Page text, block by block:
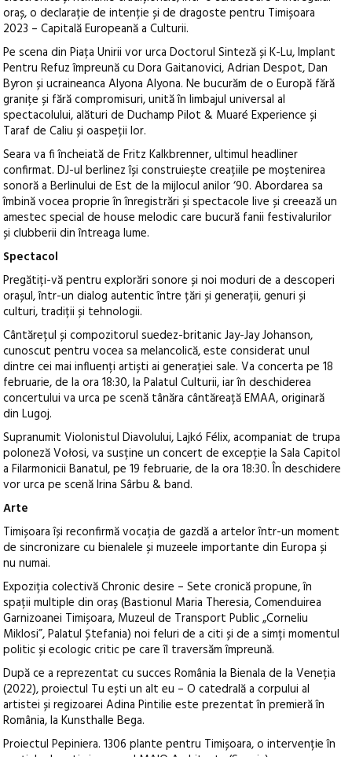
oraș, o declarație de intenție și de dragoste pentru Timișoara
2023 – Capitală Europeană a Culturii.
Pe scena din Piața Unirii vor urca Doctorul Sinteză și K-Lu, Implant
Pentru Refuz împreună cu Dora Gaitanovici, Adrian Despot, Dan
Byron și ucraineanca Alyona Alyona. Ne bucurăm de o Europă fără
granițe și fără compromisuri, unită în limbajul universal al
spectacolului, alături de Duchamp Pilot & Muaré Experience și
Taraf de Caliu și oaspeții lor.
Seara va fi încheiată de Fritz Kalkbrenner, ultimul headliner
confirmat. DJ-ul berlinez își construiește creațiile pe moștenirea
sonoră a Berlinului de Est de la mijlocul anilor ‘90. Abordarea sa
îmbină vocea proprie în înregistrări și spectacole live și creează un
amestec special de house melodic care bucură fanii festivalurilor
și clubberii din întreaga lume.
Spectacol
Pregătiți-vă pentru explorări sonore și noi moduri de a descoperi
orașul, într-un dialog autentic între țări și generații, genuri și
culturi, tradiții și tehnologii.
Cântărețul și compozitorul suedez-britanic Jay-Jay Johanson,
cunoscut pentru vocea sa melancolică, este considerat unul
dintre cei mai influenți artiști ai generației sale. Va concerta pe 18
februarie, de la ora 18:30, la Palatul Culturii, iar în deschiderea
concertului va urca pe scenă tânăra cântăreață EMAA, originară
din Lugoj.
Supranumit Violonistul Diavolului, Lajkó Félix, acompaniat de trupa
poloneză Vołosi, va susține un concert de excepție la Sala Capitol
a Filarmonicii Banatul, pe 19 februarie, de la ora 18:30. În deschidere
vor urca pe scenă Irina Sârbu & band.
Arte
Timișoara își reconfirmă vocația de gazdă a artelor într-un moment
de sincronizare cu bienalele și muzeele importante din Europa și
nu numai.
Expoziția colectivă Chronic desire – Sete cronică propune, în
spații multiple din oraș (Bastionul Maria Theresia, Comenduirea
Garnizoanei Timișoara, Muzeul de Transport Public „Corneliu
Miklosi”, Palatul Ștefania) noi feluri de a citi și de a simți momentul
politic și ecologic critic pe care îl traversăm împreună.
După ce a reprezentat cu succes România la Bienala de la Veneția
(2022), proiectul Tu ești un alt eu – O catedrală a corpului al
artistei și regizoarei Adina Pintilie este prezentat în premieră în
România, la Kunsthalle Bega.
Proiectul Pepiniera. 1306 plante pentru Timișoara, o intervenție în